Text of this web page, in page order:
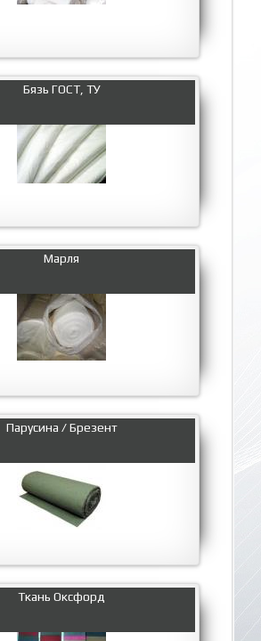
Бязь ГОСТ, ТУ
Марля
Парусина / Брезент
Ткань Оксфорд